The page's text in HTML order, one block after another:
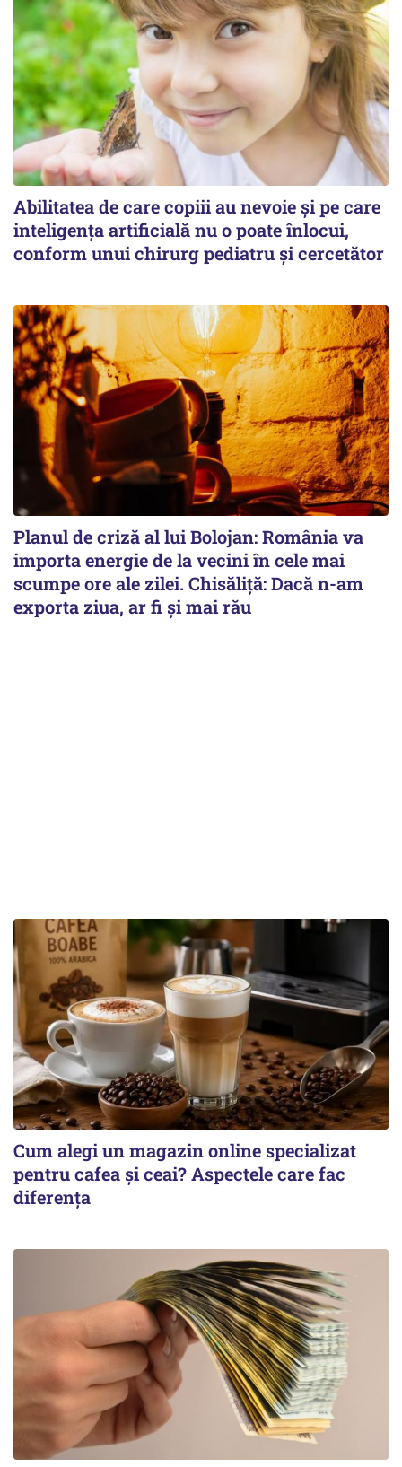
Abilitatea de care copiii au nevoie și pe care
inteligența artificială nu o poate înlocui,
conform unui chirurg pediatru și cercetător
Planul de criză al lui Bolojan: România va
importa energie de la vecini în cele mai
scumpe ore ale zilei. Chisăliță: Dacă n-am
exporta ziua, ar fi și mai rău
Cum alegi un magazin online specializat
pentru cafea și ceai? Aspectele care fac
diferența